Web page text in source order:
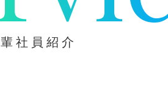
社員紹介